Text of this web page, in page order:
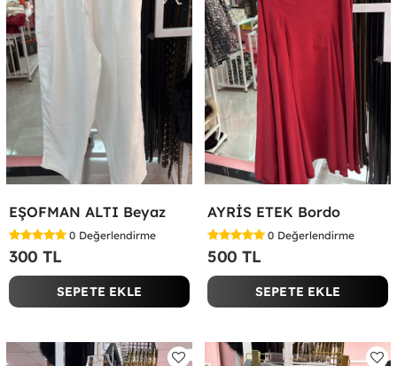
EŞOFMAN ALTI Beyaz
0 Değerlendirme
300 TL
SEPETE EKLE
AYRİS ETEK Bordo
0 Değerlendirme
500 TL
SEPETE EKLE